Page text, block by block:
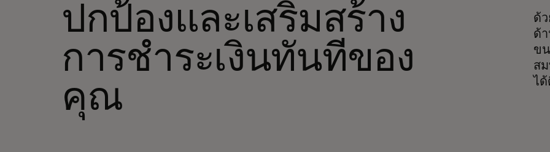
ปกป้องและเสริมสร้าง
การชำระเงินทันทีของ
คุณ
ด้
ด้
ข
ส
ไ